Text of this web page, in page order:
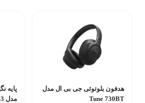
هدفون بلوتوثی جی بی ال مدل
Tune 730BT
پایه
مدل ST-3